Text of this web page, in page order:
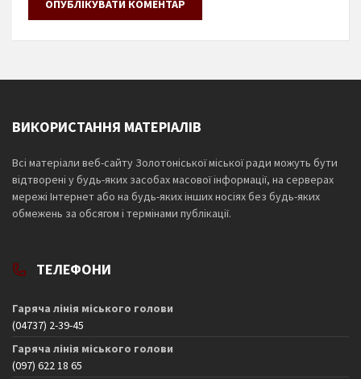
ВИКОРИСТАННЯ МАТЕРІАЛІВ
Всі матеріали веб-сайту Золотоніської міської ради можуть бути
відтворені у будь-яких засобах масової інформації, на серверах
мережі Інтернет або на будь-яких інших носіях без будь-яких
обмежень за обсягом і термінами публікації.
ТЕЛЕФОНИ
Гаряча лінія міського голови
(04737) 2-39-45
Гаряча лінія міського голови
(097) 622 18 65